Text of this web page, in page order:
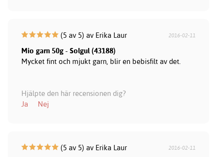
(5 av 5) av Erika Laur 2016-02-11
Mio garn 50g - Solgul (43188)
Mycket fint och mjukt garn, blir en bebisfilt av det.
Hjälpte den här recensionen dig?
Ja
Nej
(5 av 5) av Erika Laur 2016-02-11